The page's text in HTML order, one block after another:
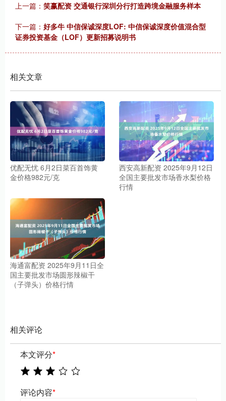
上一篇： 笑赢配资 交通银行深圳分行打造跨境金融服务样本
下一篇： 好多牛 中信保诚深度LOF: 中信保诚深度价值混合型
证券投资基金（LOF）更新招募说明书
相关文章
优配无忧 6月2日菜百首饰黄
金价格982元/克
西安高新配资 2025年9月12日
全国主要批发市场香水梨价格
行情
海通富配资 2025年9月11日全
国主要批发市场圆形辣椒干
（子弹头）价格行情
相关评论
本文评分*
评论内容*